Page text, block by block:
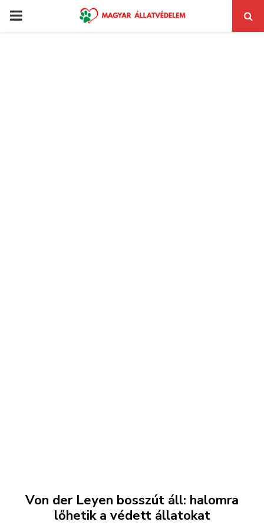
PRIMARY
Von der Leyen bosszút áll: halomra
lőhetik a védett állatokat